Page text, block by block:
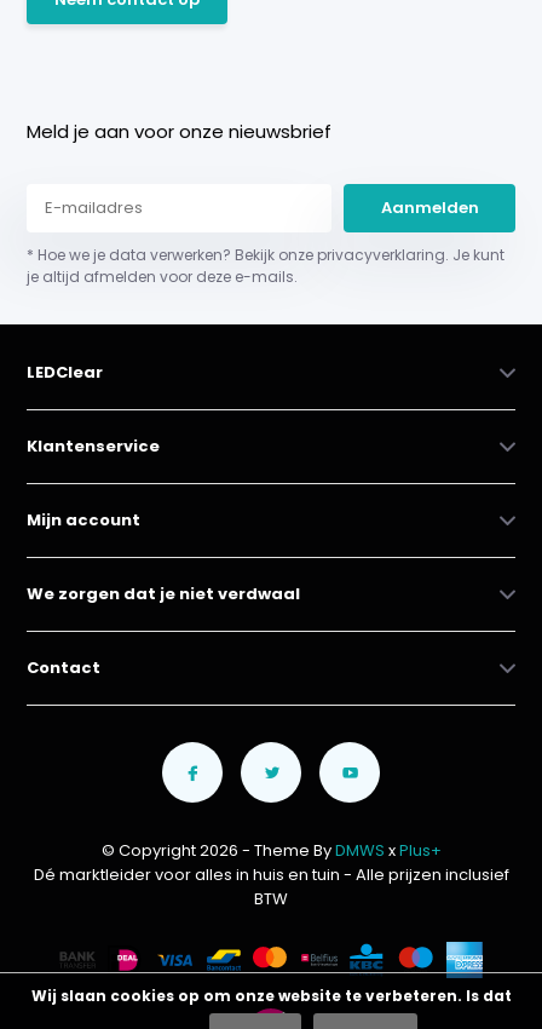
Meld je aan voor onze nieuwsbrief
Aanmelden
* Hoe we je data verwerken? Bekijk onze privacyverklaring. Je kunt
je altijd afmelden voor deze e-mails.
LEDClear
Klantenservice
Mijn account
We zorgen dat je niet verdwaal
Contact
© Copyright 2026 - Theme ByDMWS xPlus+
Dé marktleider voor alles in huis en tuin - Alle prijzen inclusief
BTW
Wij slaan cookies op om onze website te verbeteren. Is dat